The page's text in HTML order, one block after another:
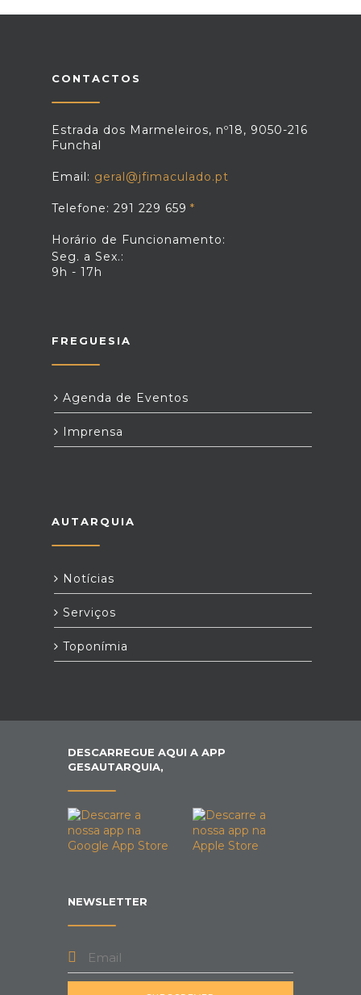
CONTACTOS
Estrada dos Marmeleiros, nº18, 9050-216
Funchal
Email: geral@jfimaculado.pt
Telefone: 291 229 659
Horário de Funcionamento:
Seg. a Sex.:
9h - 17h
FREGUESIA
Agenda de Eventos
Imprensa
AUTARQUIA
Notícias
Serviços
Toponímia
DESCARREGUE AQUI A APP
GESAUTARQUIA,
NEWSLETTER